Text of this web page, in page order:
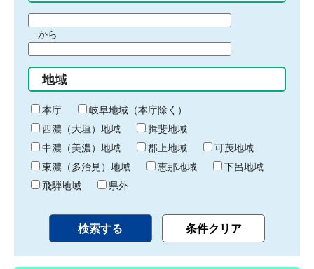
間
始
り
から
間
終
わ
り
地域
本庁
岐阜地域（本庁除く）
西濃（大垣）地域
揖斐地域
中濃（美濃）地域
郡上地域
可茂地域
東濃（多治見）地域
恵那地域
下呂地域
飛騨地域
県外